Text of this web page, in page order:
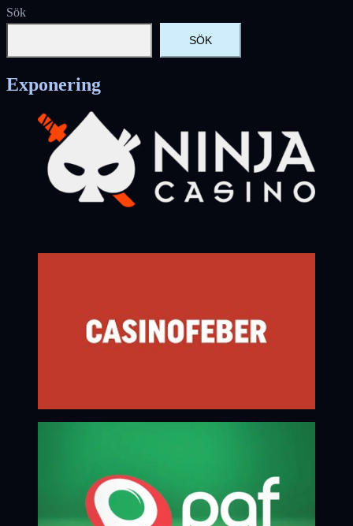
Sök
SÖK
Exponering